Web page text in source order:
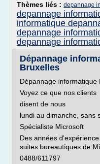
Thèmes liés : depannage
depannage
informatique
depannage
depannage
Dépannage
Bruxelles
Dépannage informatique
Voyez ce que nos clients
disent de nous
lundi au dimanche, sans
Spécialiste Microsoft
Des années
suites bureautiques de
0488/611797